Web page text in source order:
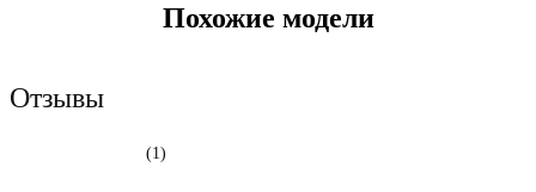
Похожие модели
Отзывы
(1)